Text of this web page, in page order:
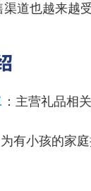
道也越来越受
：主营礼品相
为有小孩的家